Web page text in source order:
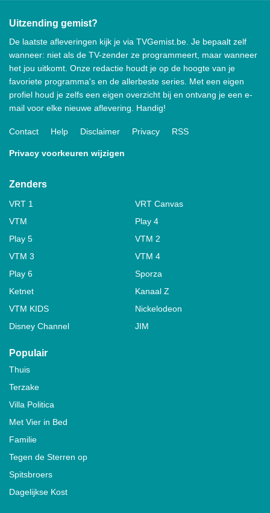
Uitzending gemist?
De laatste afleveringen kijk je via TVGemist.be. Je bepaalt zelf
wanneer: niet als de TV-zender ze programmeert, maar wanneer
het jou uitkomt. Onze redactie houdt je op de hoogte van je
favoriete programma's en de allerbeste series. Met een eigen
profiel houd je zelfs een eigen overzicht bij en ontvang je een e-
mail voor elke nieuwe aflevering. Handig!
Contact Help Disclaimer Privacy RSS
Privacy voorkeuren wijzigen
Zenders
VRT 1
VRT Canvas
VTM
Play 4
Play 5
VTM 2
VTM 3
VTM 4
Play 6
Sporza
Ketnet
Kanaal Z
VTM KIDS
Nickelodeon
Disney Channel
JIM
Populair
Thuis
Terzake
Villa Politica
Met Vier in Bed
Familie
Tegen de Sterren op
Spitsbroers
Dagelijkse Kost